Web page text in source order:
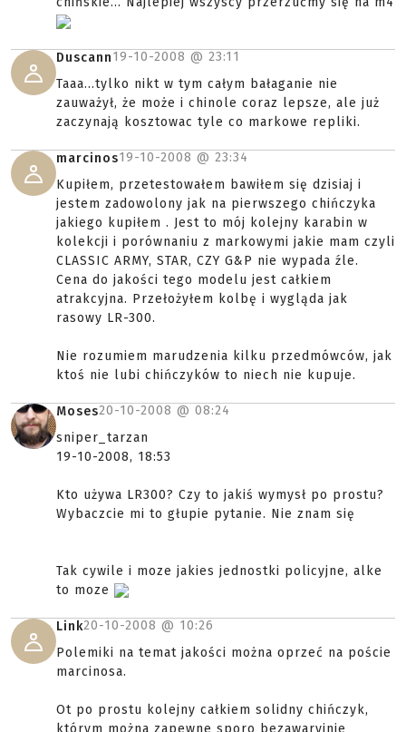
Duscann19-10-2008 @ 23:11
Taaa...tylko nikt w tym całym bałaganie nie
zauważył, że może i chinole coraz lepsze, ale już
zaczynają kosztowac tyle co markowe repliki.
marcinos19-10-2008 @ 23:34
Kupiłem, przetestowałem bawiłem się dzisiaj i
jestem zadowolony jak na pierwszego chińczyka
jakiego kupiłem . Jest to mój kolejny karabin w
kolekcji i porównaniu z markowymi jakie mam czyli
CLASSIC ARMY, STAR, CZY G&P nie wypada źle.
Cena do jakości tego modelu jest całkiem
atrakcyjna. Przełożyłem kolbę i wygląda jak
rasowy LR-300.
Nie rozumiem marudzenia kilku przedmówców, jak
ktoś nie lubi chińczyków to niech nie kupuje.
Moses20-10-2008 @ 08:24
sniper_tarzan
19-10-2008, 18:53
Kto używa LR300? Czy to jakiś wymysł po prostu?
Wybaczcie mi to głupie pytanie. Nie znam się
Tak cywile i moze jakies jednostki policyjne, alke
to moze
Link20-10-2008 @ 10:26
Polemiki na temat jakości można oprzeć na poście
marcinosa.
Ot po prostu kolejny całkiem solidny chińczyk,
którym można zapewne sporo bezawaryjnie